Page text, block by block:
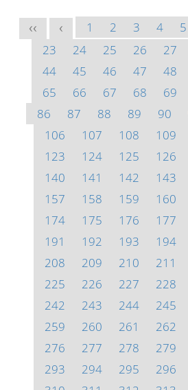
<< < 1 2 3 4 5
23
24 25 26 27
44
45 46 47 48
65
66 67 68 69
86
87 88 89 90
106
107 108 109
123
124 125 126
140
141 142 143
157
158 159 160
174
175 176 177
191
192 193 194
208
209 210 211
225
226 227 228
242
243 244 245
259
260 261 262
276
277 278 279
293
294 295 296